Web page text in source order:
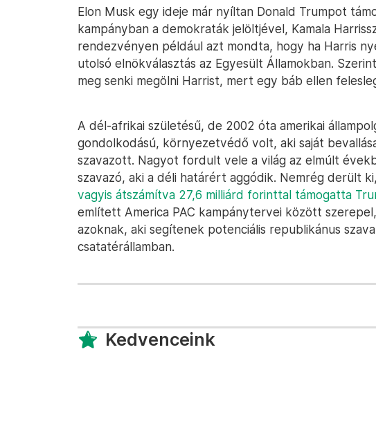
Elon Musk egy ideje már nyíltan Donald Trumpot
kampányban a demokraták jelöltjével, Kamala
rendezvényen például azt mondta, hogy ha Harris
utolsó elnökválasztás az Egyesült Államokban.
meg senki megölni Harrist, mert egy báb ellen
A dél-afrikai születésű, de 2002 óta amerikai
gondolkodású, környezetvédő volt, aki saját
szavazott. Nagyot fordult vele a világ az elmúlt
szavazó, aki a déli határért aggódik. Nemrég derült
vagyis átszámítva 27,6 milliárd forinttal támogatta
említett America PAC kampánytervei között
azoknak, aki segítenek potenciális republikánus
csatatérállamban.
Kedvenceink